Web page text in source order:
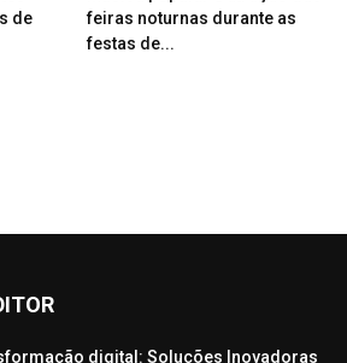
de
feiras noturnas durante as
festas de...
digital: Soluções Inovadoras